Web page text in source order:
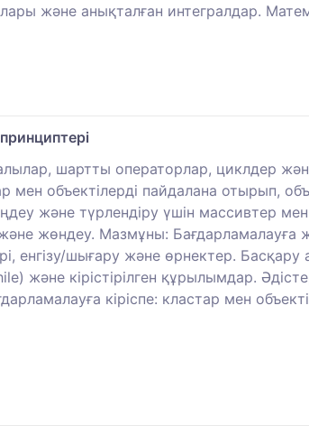
және анықталған интегралдар.
шартты операторлар, циклдер
мен объектілерді пайдалана отырып,
және түрлендіру үшін массивтер
жөндеу. Мазмұны:
енгізу/шығару және өрнектер.
және кірістірілген құрылымдар.
кіріспе: кластар мен